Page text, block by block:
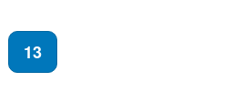
13